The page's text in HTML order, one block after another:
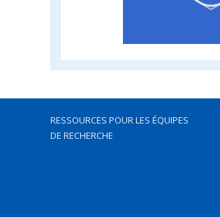
RESSOURCES POUR LES ÉQUIPES
DE RECHERCHE